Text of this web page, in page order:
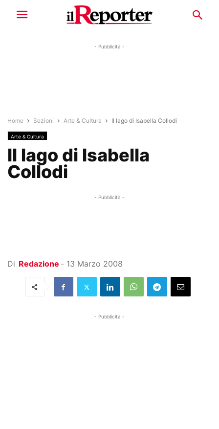
- Pubblicità -
Home Sezioni Arte & Cultura Il lago di Isabella Collodi
Arte & Cultura
Il lago di Isabella
Collodi
- Pubblicità -
Di Redazione - 13 Marzo 2008
- Pubblicità -